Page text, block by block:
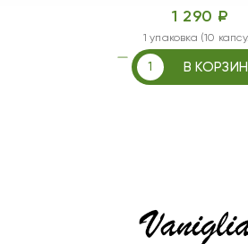
1 290 ₽
1 упаковка (10
В